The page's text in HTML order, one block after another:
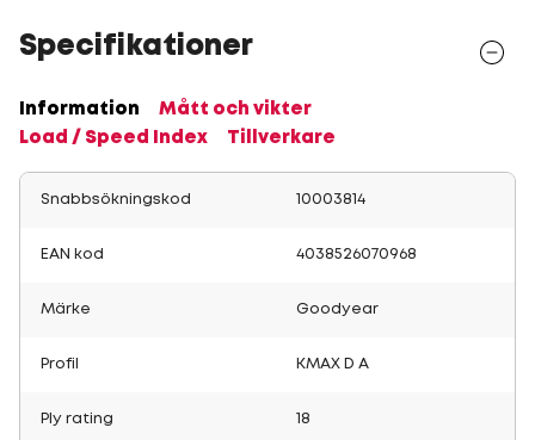
Specifikationer
Information
Mått och vikter
Load / Speed Index
Tillverkare
Snabbsökningskod 10003814
EAN kod 4038526070968
Märke Goodyear
Profil KMAX D A
Ply rating 18